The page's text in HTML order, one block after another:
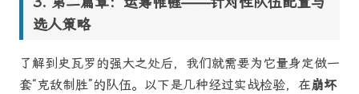
选人策略
了解到史瓦罗的强大之处后，我们就需要为它量身定做一
套“克敌制胜”的队伍。以下是几种经过实战检验，在崩坏